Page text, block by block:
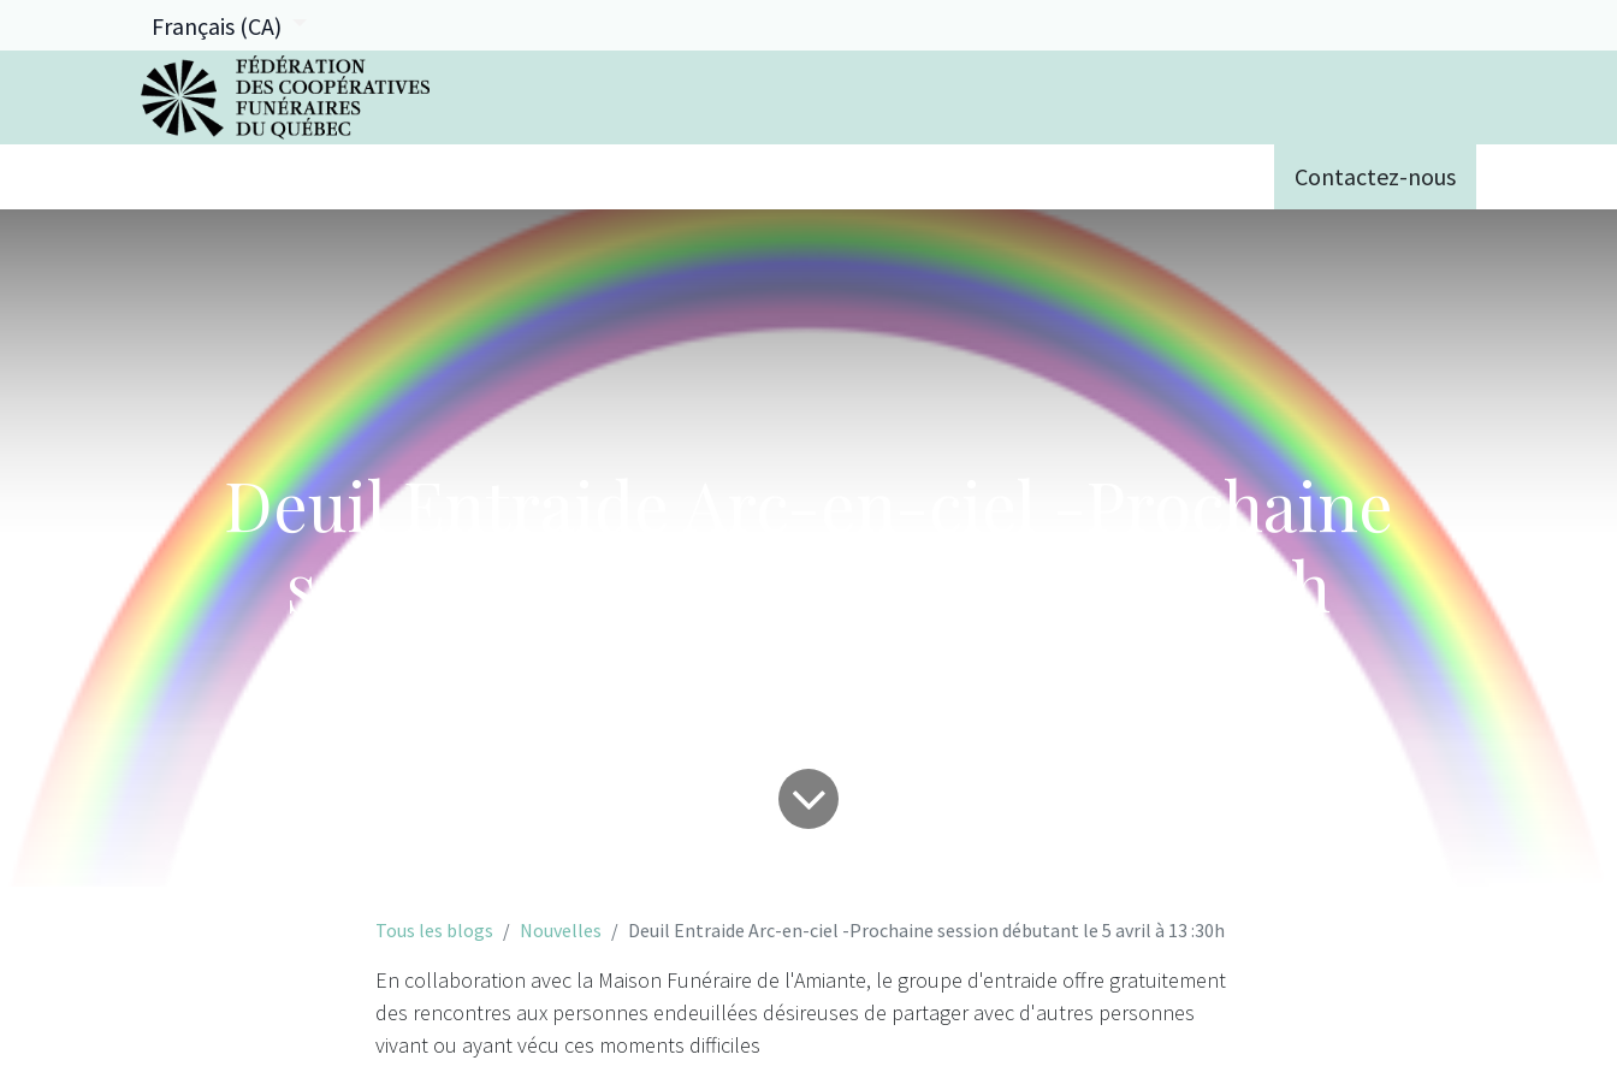
Français (CA)
Contactez-nous
Deuil Entraide Arc-en-ciel -Prochaine
session débutant le 5 avril à 13 :30h
Tous les blogs Nouvelles Deuil Entraide Arc-en-ciel -Prochaine session débutant le 5 avril à 13 :30h
En collaboration avec la Maison Funéraire de l'Amiante, le groupe d'entraide offre gratuitement
des rencontres aux personnes endeuillées désireuses de partager avec d'autres personnes
vivant ou ayant vécu ces moments difficiles